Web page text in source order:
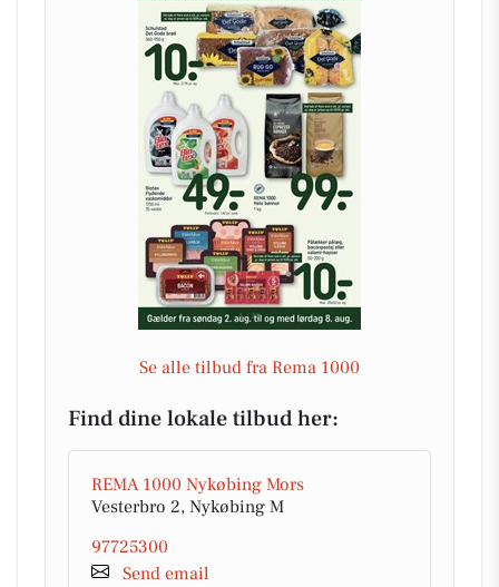
Se alle tilbud fra Rema 1000
Find dine lokale tilbud her:
REMA 1000 Nykøbing Mors
Vesterbro 2, Nykøbing M
97725300
Send email